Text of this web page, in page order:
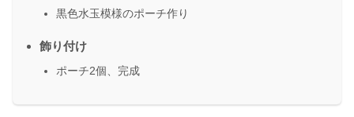
黒色水玉模様のポーチ作り
飾り付け
ポーチ2個、完成